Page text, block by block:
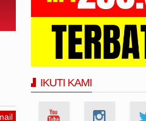
IKUTI KAMI